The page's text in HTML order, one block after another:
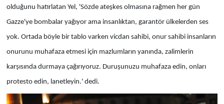
olduğunu hatırlatan Yel, 'Sözde ateşkes olmasına rağmen her gün
Gazze'ye bombalar yağıyor ama insanlıktan, garantör ülkelerden ses
yok. Ortada böyle bir tablo varken vicdan sahibi, onur sahibi insanların
onurunu muhafaza etmesi için mazlumların yanında, zalimlerin
karşısında durmaya çağırıyoruz. Duruşunuzu muhafaza edin, onları
protesto edin, lanetleyin.' dedi.